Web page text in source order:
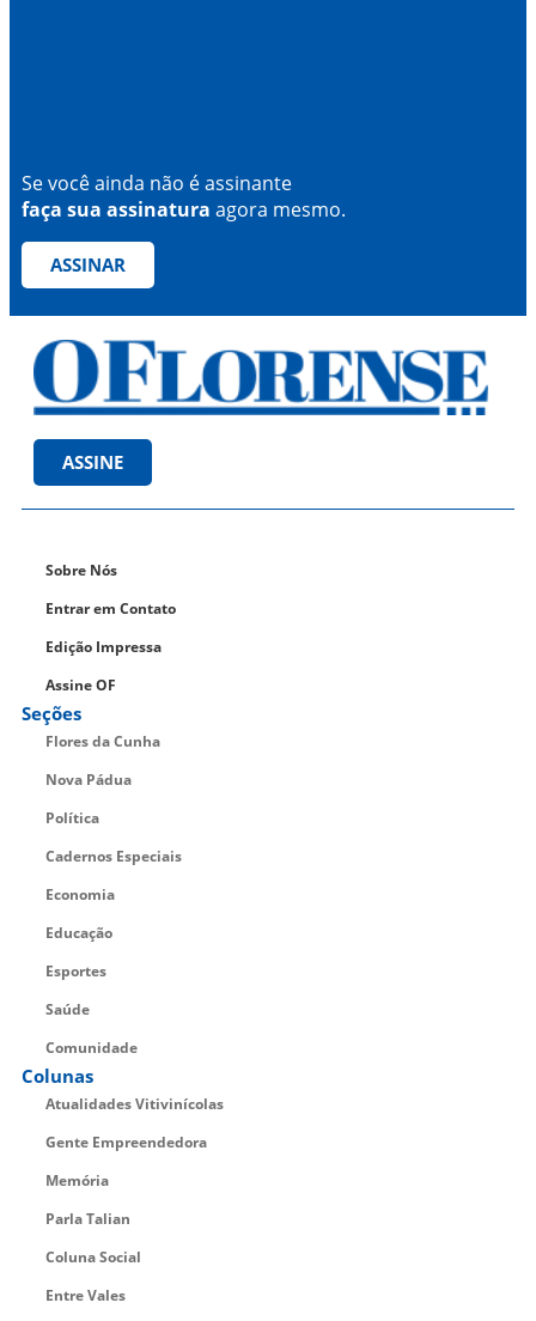
Se você ainda não é assinante
faça sua assinatura agora mesmo.
ASSINAR
ASSINE
Sobre Nós
Entrar em Contato
Edição Impressa
Assine OF
Seções
Flores da Cunha
Nova Pádua
Política
Cadernos Especiais
Economia
Educação
Esportes
Saúde
Comunidade
Colunas
Atualidades Vitivinícolas
Gente Empreendedora
Memória
Parla Talian
Coluna Social
Entre Vales